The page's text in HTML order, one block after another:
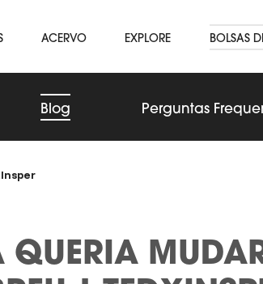
ACERVO EXPLORE BOLSAS
Blog Perguntas